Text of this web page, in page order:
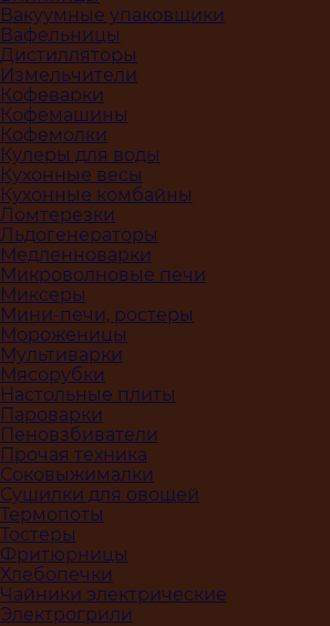
Вакуумные упаковщики
Вафельницы
Дистилляторы
Измельчители
Кофеварки
Кофемашины
Кофемолки
Кулеры для воды
Кухонные весы
Кухонные комбайны
Ломтерезки
Льдогенераторы
Медленноварки
Микроволновые печи
Миксеры
Мини-печи, ростеры
Мороженицы
Мультиварки
Мясорубки
Настольные плиты
Пароварки
Пеновзбиватели
Прочая техника
Соковыжималки
Сушилки для овощей
Термопоты
Тостеры
Фритюрницы
Хлебопечки
Чайники электрические
Электрогрили